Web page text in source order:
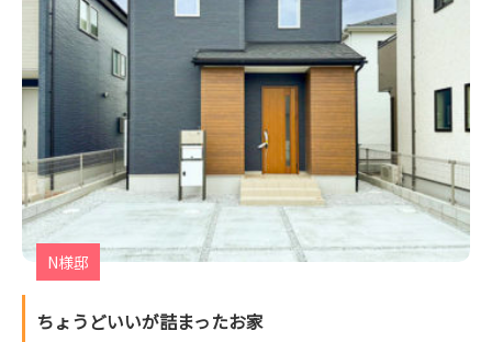
N様邸
ちょうどいいが詰まったお家